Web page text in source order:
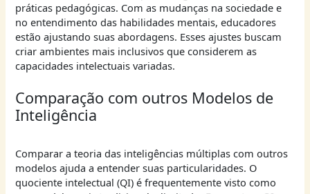
práticas pedagógicas. Com as mudanças na sociedade e
no entendimento das habilidades mentais, educadores
estão ajustando suas abordagens. Esses ajustes buscam
criar ambientes mais inclusivos que considerem as
capacidades intelectuais variadas.
Comparação com outros Modelos de
Inteligência
Comparar a teoria das inteligências múltiplas com outros
modelos ajuda a entender suas particularidades. O
quociente intelectual (QI) é frequentemente visto como